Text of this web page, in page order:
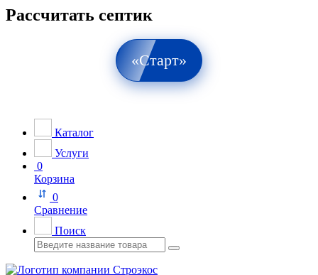
Рассчитать септик
«Старт»
Каталог
Услуги
0
Корзина
0
Сравнение
Поиск